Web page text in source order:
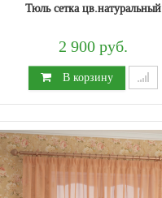
Тюль сетка цв.натуральный
2 900 руб.
В корзину